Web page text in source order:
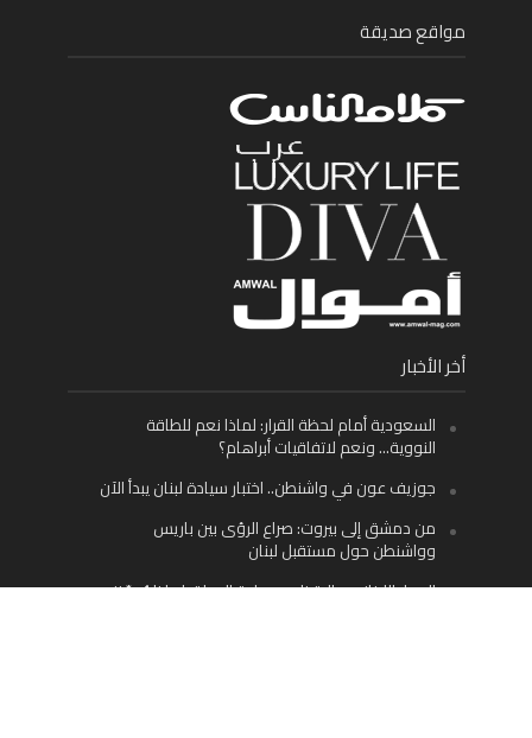
مواقع صديقة
أخر الأخبار
السعودية أمام لحظة القرار: لماذا نعم للطاقة
النووية… ونعم لاتفاقيات أبراهام؟
جوزيف عون في واشنطن.. اختبار سيادة لبنان يبدأ الآن
من دمشق إلى بيروت: صراع الرؤى بين باريس
وواشنطن حول مستقبل لبنان
اليسار اللبناني «اليقظ» وسيادة الدولة: لماذا يُعدّ نزع